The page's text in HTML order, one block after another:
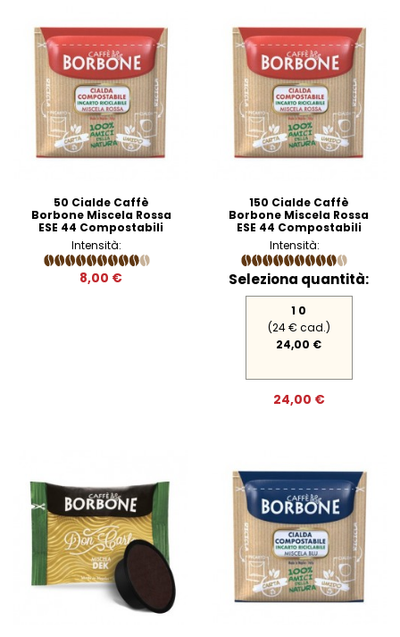
50 Cialde Caffè
Borbone Miscela Rossa
ESE 44 Compostabili
Intensità:
8,00 €
150 Cialde Caffè
Borbone Miscela Rossa
ESE 44 Compostabili
Intensità:
Seleziona quantità:
1 0
(24 € cad.)
24,00 €
24,00 €